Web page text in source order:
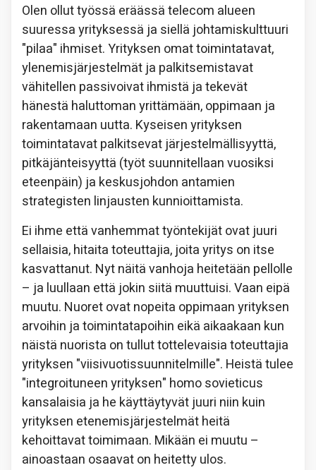
Olen ollut työssä eräässä telecom alueen
suuressa yrityksessä ja siellä johtamiskulttuuri
"pilaa" ihmiset. Yrityksen omat toimintatavat,
ylenemisjärjestelmät ja palkitsemistavat
vähitellen passivoivat ihmistä ja tekevät
hänestä haluttoman yrittämään, oppimaan ja
rakentamaan uutta. Kyseisen yrityksen
toimintatavat palkitsevat järjestelmällisyyttä,
pitkäjänteisyyttä (työt suunnitellaan vuosiksi
eteenpäin) ja keskusjohdon antamien
strategisten linjausten kunnioittamista.
Ei ihme että vanhemmat työntekijät ovat juuri
sellaisia, hitaita toteuttajia, joita yritys on itse
kasvattanut. Nyt näitä vanhoja heitetään pellolle
– ja luullaan että jokin siitä muuttuisi. Vaan eipä
muutu. Nuoret ovat nopeita oppimaan yrityksen
arvoihin ja toimintatapoihin eikä aikaakaan kun
näistä nuorista on tullut tottelevaisia toteuttajia
yrityksen "viisivuotissuunnitelmille". Heistä tulee
"integroituneen yrityksen" homo sovieticus
kansalaisia ja he käyttäytyvät juuri niin kuin
yrityksen etenemisjärjestelmät heitä
kehoittavat toimimaan. Mikään ei muutu –
ainoastaan osaavat on heitetty ulos.